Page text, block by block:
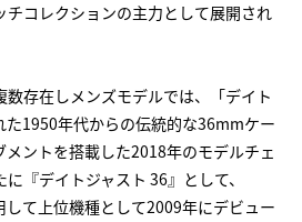
コレクションの主力として展開され
存在しメンズモデルでは、「デイト
た1950年代からの伝統的な36mmケー
ントを搭載した2018年のモデルチェ
『デイトジャスト 36』として、
て上位機種として2009年にデビュー